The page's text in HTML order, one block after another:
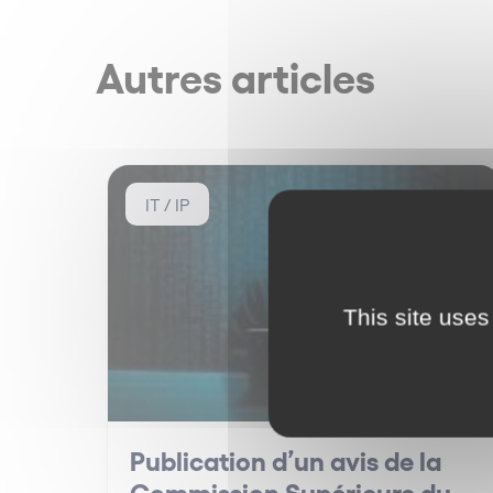
Autres articles
IT / IP
Publication d’un avis de la
This site